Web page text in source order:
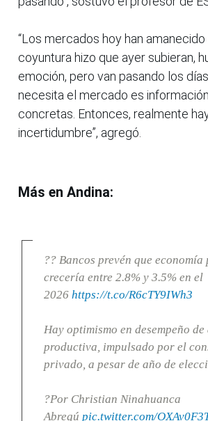
“Los mercados hoy han amanecido
coyuntura hizo que ayer subieran,
emoción, pero van pasando los
necesita el mercado es
concretas. Entonces, realmente
incertidumbre”, agregó.
Más en Andina:
?? Bancos prevén que economía
crecería entre 2.8% y 3.5% en el
2026 https://t.co/R6cTY9IWh3
Hay optimismo en desempeño
productiva, impulsado por el
privado, a pesar de año de
?Por Christian Ninahuanca
Abregú pic.twitter.com/